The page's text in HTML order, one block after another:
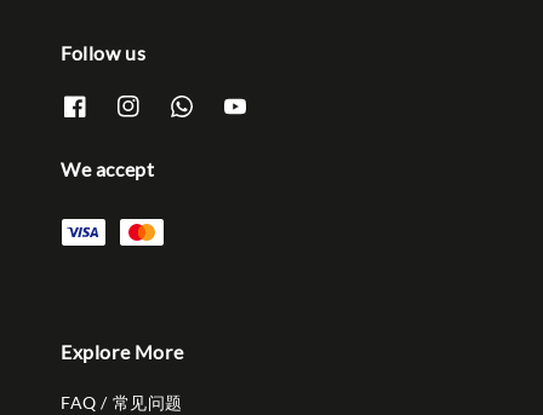
Follow us
We accept
Explore More
FAQ / 常见问题